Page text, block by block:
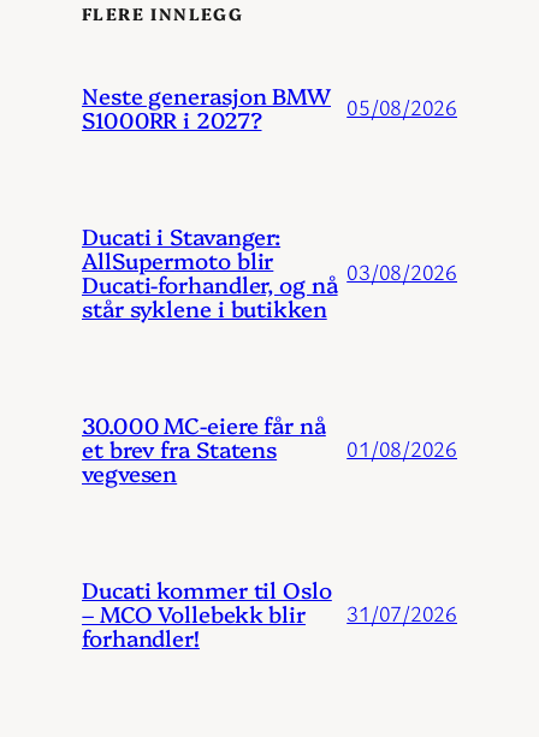
FLERE INNLEGG
Neste generasjon BMW
S1000RR i 2027? 05/08/2026
Ducati i Stavanger:
AllSupermoto blir
Ducati-forhandler, og nå
står syklene i butikken
03/08/2026
30.000 MC-eiere får nå
et brev fra Statens
vegvesen
01/08/2026
Ducati kommer til Oslo
– MCO Vollebekk blir
forhandler!
31/07/2026